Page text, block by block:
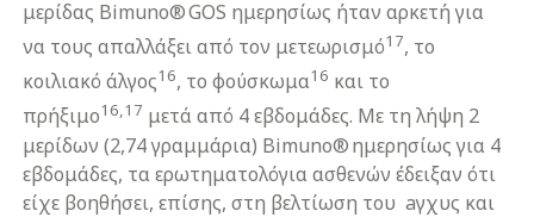
μερίδας Bimuno® GOS ημερησίως ήταν αρκετή για
να τους απαλλάξει από τον μετεωρισμό17, το
κοιλιακό άλγος16, το φούσκωμα16 και το
πρήξιμο16,17 μετά από 4 εβδομάδες. Με τη λήψη 2
μερίδων (2,74 γραμμάρια) Bimuno® ημερησίως για 4
εβδομάδες, τα ερωτηματολόγια ασθενών έδειξαν ότι
είχε βοηθήσει, επίσης, στη βελτίωση του aγχυς και